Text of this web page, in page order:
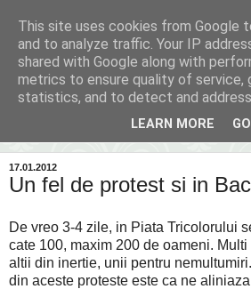
Inima Bacăului
Din inima Bacăului...spre inima ta...
17.01.2012
Un fel de protest si in
De vreo 3-4 zile, in Piata Tricolorului
cate 100, maxim 200 de oameni.
altii din inertie, unii pentru
din aceste proteste este ca ne
This site uses cookies from Google
and to analyze traffic. Your IP
shared with Google along with
metrics to ensure quality of service,
statistics, and to detect and
LEARN MORE